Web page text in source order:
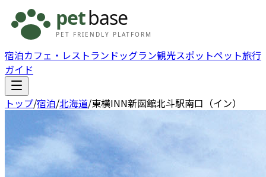
宿泊カフェ・レストラン ドッグラン観光スポットペット旅行
ガイド
トップ/宿泊/北海道/東横INN新函館北斗駅南口（イン）